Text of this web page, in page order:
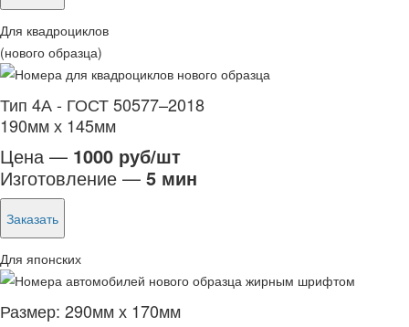
Для квадроциклов
(нового образца)
Тип 4А - ГОСТ 50577–2018
190мм х 145мм
Цена — 1000 руб/шт
Изготовление — 5 мин
Заказать
Для японских
Размер: 290мм х 170мм